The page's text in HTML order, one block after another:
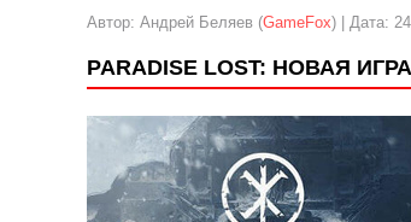
Автор: Андрей Беляев (GameFox) | Дата:
PARADISE LOST: НОВАЯ